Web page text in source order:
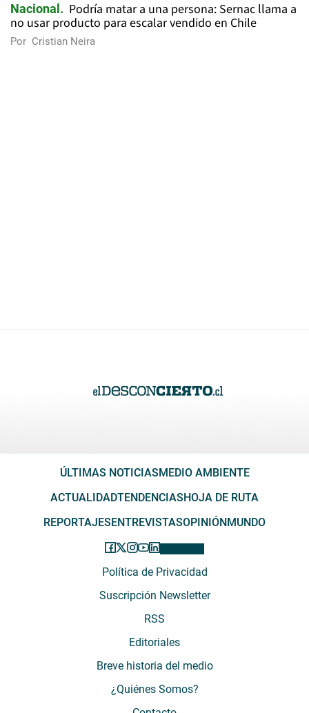
Nacional
Podría matar a una persona: Sernac llama a
no usar producto para escalar vendido en Chile
Por Cristian Neira
ÚLTIMAS NOTICIASMEDIO AMBIENTE
ACTUALIDADTENDENCIASHOJA DE RUTA
REPORTAJESENTREVISTASOPINIÓNMUNDO
Política de Privacidad
Suscripción Newsletter
RSS
Editoriales
Breve historia del medio
¿Quiénes Somos?